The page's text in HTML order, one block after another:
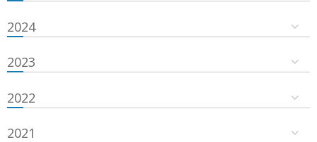
2024
2023
2022
2021